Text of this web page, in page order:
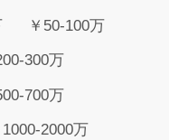
￥50-100万
300万
700万
1000-2000万